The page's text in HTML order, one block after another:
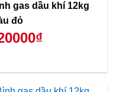
gas dầu khí 12kg
đỏ